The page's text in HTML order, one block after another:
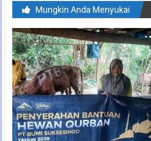
Mungkin Anda Menyukai